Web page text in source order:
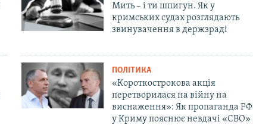
Мить – і ти шпигун. Як у
кримських судах розглядають
звинувачення в держзраді
ПОЛІТИКА
«Короткострокова акція
перетворилася на війну на
виснаження»: Як пропаганда РФ
у Криму пояснює невдачі «СВО»